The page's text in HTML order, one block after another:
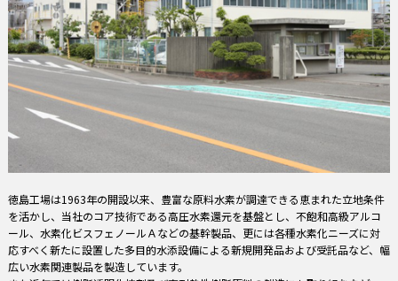
徳島工場は1963年の開設以来、豊富な原料水素が調達できる恵まれた立地条件
を活かし、当社のコア技術である高圧水素還元を基盤とし、不飽和高級アルコ
ール、水素化ビスフェノールＡなどの基幹製品、更には各種水素化ニーズに対
応すべく新たに設置した多目的水添設備による新規開発品および受託品など、幅
広い水素関連製品を製造しています。